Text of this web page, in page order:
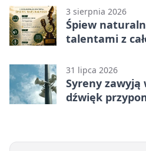
3 sierpnia 2026
Śpiew
talentami z
31 lipca 2026
Syreny zawyją
dźwięk